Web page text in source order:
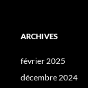
ARCHIVES
février 2025
décembre 2024